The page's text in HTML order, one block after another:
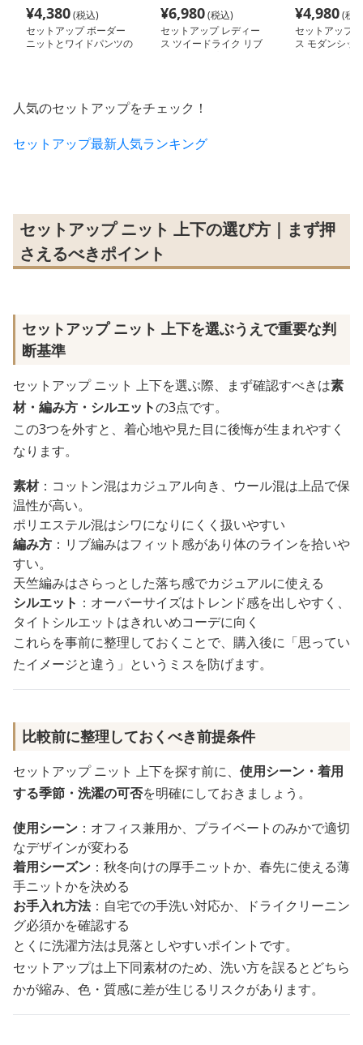
¥4,380(税込)
セットアップ ボーダー
ニットとワイドパンツの
¥6,980(税込)
セットアップ レディー
ス ツイードライク リブ
¥4,980(税
セットアップ
ス モダンシッ
人気のセットアップをチェック！
セットアップ最新人気ランキング
セットアップ ニット 上下の選び方｜まず押
さえるべきポイント
セットアップ ニット 上下を選ぶうえで重要な判
断基準
セットアップ ニット 上下を選ぶ際、まず確認すべきは素
材・編み方・シルエットの3点です。
この3つを外すと、着心地や見た目に後悔が生まれやすく
なります。
素材：コットン混はカジュアル向き、ウール混は上品で保
温性が高い。
ポリエステル混はシワになりにくく扱いやすい
編み方 ：リブ編みはフィット感があり体のラインを拾いや
すい。
天竺編みはさらっとした落ち感でカジュアルに使える
シルエット ：オーバーサイズはトレンド感を出しやすく、
タイトシルエットはきれいめコーデに向く
これらを事前に整理しておくことで、購入後に「思ってい
たイメージと違う」というミスを防げます。
比較前に整理しておくべき前提条件
セットアップ ニット 上下を探す前に、 使用シーン・着用
する季節・洗濯の可否を明確にしておきましょう。
使用シーン ：オフィス兼用か、プライベートのみかで適切
なデザインが変わる
着用シーズン ：秋冬向けの厚手ニットか、春先に使える薄
手ニットかを決める
お手入れ方法：自宅での手洗い対応か、ドライクリーニン
グ必須かを確認する
とくに洗濯方法は見落としやすいポイントです。
セットアップは上下同素材のため、洗い方を誤るとどちら
かが縮み、色・質感に差が生じるリスクがあります。